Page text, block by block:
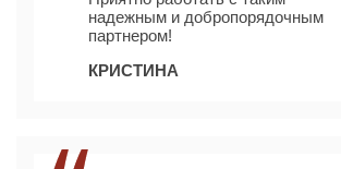
надежным и добропорядочным
партнером!
КРИСТИНА